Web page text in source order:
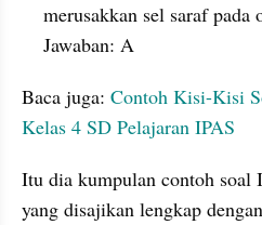
merusakkan sel saraf pada
Jawaban: A
Baca juga: Contoh Kisi-Kisi
Kelas 4 SD Pelajaran IPAS
Itu dia kumpulan contoh soal
yang disajikan lengkap